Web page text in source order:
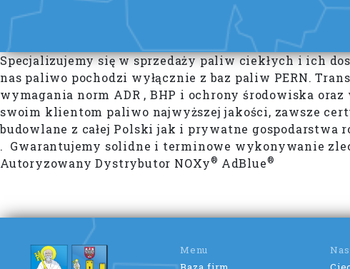
Specjalizujemy się w sprzedaży paliw ciekłych i ich
nas paliwo pochodzi wyłącznie z baz paliw PERN.
wymagania norm ADR , BHP i ochrony środowiska
swoim klientom paliwo najwyższej jakości, zawsze
budowlane z całej Polski jak i prywatne
. Gwarantujemy solidne i terminowe wykonywanie
Autoryzowany Dystrybutor NOXy® AdBlue®
Menu